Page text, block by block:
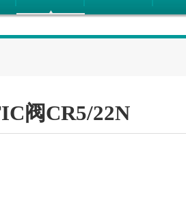
阀CR5/22N